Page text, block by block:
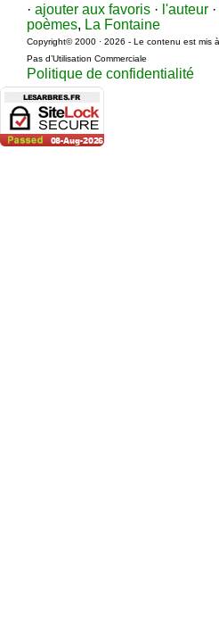
· ajouter aux favoris · l'auteur ·
poèmes, La Fontaine
Copyright© 2000 · 2026 - Le contenu est mis
Pas d’Utilisation Commerciale
Politique de confidentialité